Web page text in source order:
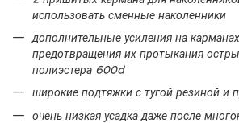
использовать сменные наколенники
дополнительные усиления на
предотвращения их протыкания
полиэстера 600d
широкие подтяжки с тугой резиной и
очень низкая усадка даже после